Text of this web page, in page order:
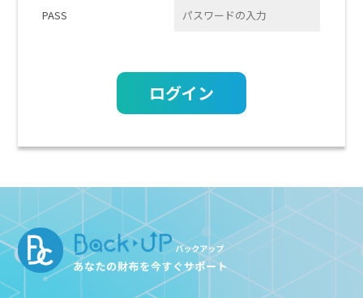
場合には、ご本人であることを確認の上、対応させていただきます。
範を遵守するとともに、本ポリシーの内容を適宜見直し、その改善に
PASS